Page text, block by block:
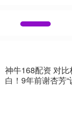
神牛168配资 对
白！9年前谢杏芳